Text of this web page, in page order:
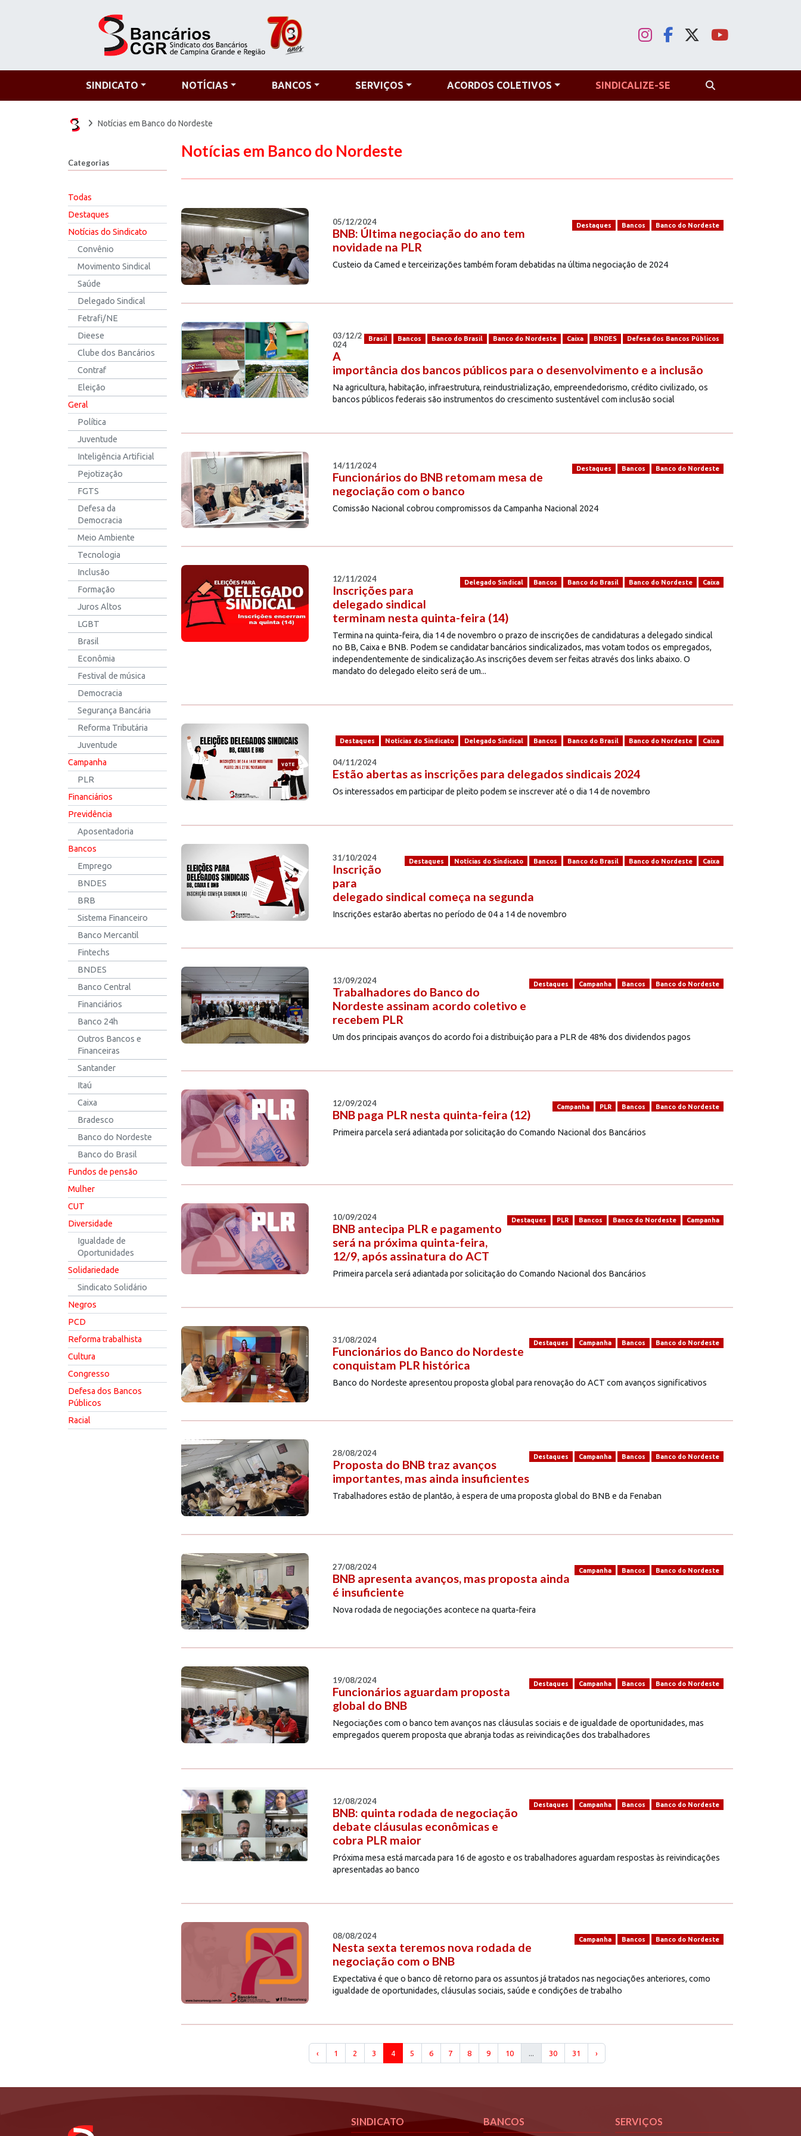
SINDICATO NOTÍCIAS BANCOS SERVIÇOS ACORDOS COLETIVOS SINDICALIZE-SE
Notícias em Banco do Nordeste
Categorias
Todas
Destaques
Notícias do Sindicato
Convênio
Movimento Sindical
Saúde
Delegado Sindical
Fetrafi/NE
Dieese
Clube dos Bancários
Contraf
Eleição
Geral
Política
Juventude
Inteligência Artificial
Pejotização
FGTS
Defesa da
Democracia
Meio Ambiente
Tecnologia
Inclusão
Formação
Juros Altos
LGBT
Brasil
Econômia
Festival de música
Democracia
Segurança Bancária
Reforma Tributária
Juventude
Campanha
PLR
Financiários
Previdência
Aposentadoria
Bancos
Emprego
BNDES
BRB
Sistema Financeiro
Banco Mercantil
Fintechs
BNDES
Banco Central
Financiários
Banco 24h
Outros Bancos e
Financeiras
Santander
Itaú
Caixa
Bradesco
Banco do Nordeste
Banco do Brasil
Fundos de pensão
Mulher
CUT
Diversidade
Igualdade de
Oportunidades
Solidariedade
Sindicato Solidário
Negros
PCD
Reforma trabalhista
Cultura
Congresso
Defesa dos Bancos
Públicos
Racial
Notícias em Banco do Nordeste
Destaques Bancos Banco do Nordeste
05/12/2024
BNB: Última negociação do ano tem
novidade na PLR
Custeio da Camed e terceirizações também foram debatidas na última negociação de 2024
Brasil Bancos Banco do Brasil Banco do Nordeste Caixa BNDES Defesa dos Bancos Públicos
03/12/2
024
A
importância dos bancos públicos para o desenvolvimento e a inclusão
Na agricultura, habitação, infraestrutura, reindustrialização, empreendedorismo, crédito civilizado, os
bancos públicos federais são instrumentos do crescimento sustentável com inclusão social
Destaques Bancos Banco do Nordeste
14/11/2024
Funcionários do BNB retomam mesa de
negociação com o banco
Comissão Nacional cobrou compromissos da Campanha Nacional 2024
Delegado Sindical Bancos Banco do Brasil Banco do Nordeste Caixa
12/11/2024
Inscrições para
delegado sindical
terminam nesta quinta-feira (14)
Termina na quinta-feira, dia 14 de novembro o prazo de inscrições de candidaturas a delegado sindical
no BB, Caixa e BNB. Podem se candidatar bancários sindicalizados, mas votam todos os empregados,
independentemente de sindicalização.As inscrições devem ser feitas através dos links abaixo. O
mandato do delegado eleito será de um...
Destaques Notícias do Sindicato Delegado Sindical Bancos Banco do Brasil Banco do Nordeste Caixa
04/11/2024
Estão abertas as inscrições para delegados sindicais 2024
Os interessados em participar de pleito podem se inscrever até o dia 14 de novembro
Destaques Notícias do Sindicato Bancos Banco do Brasil Banco do Nordeste Caixa
31/10/2024
Inscrição
para
delegado sindical começa na segunda
Inscrições estarão abertas no período de 04 a 14 de novembro
Destaques Campanha Bancos Banco do Nordeste
13/09/2024
Trabalhadores do Banco do
Nordeste assinam acordo coletivo e
recebem PLR
Um dos principais avanços do acordo foi a distribuição para a PLR de 48% dos dividendos pagos
Campanha PLR Bancos Banco do Nordeste
12/09/2024
BNB paga PLR nesta quinta-feira (12)
Primeira parcela será adiantada por solicitação do Comando Nacional dos Bancários
Destaques PLR Bancos Banco do Nordeste Campanha
10/09/2024
BNB antecipa PLR e pagamento
será na próxima quinta-feira,
12/9, após assinatura do ACT
Primeira parcela será adiantada por solicitação do Comando Nacional dos Bancários
Destaques Campanha Bancos Banco do Nordeste
31/08/2024
Funcionários do Banco do Nordeste
conquistam PLR histórica
Banco do Nordeste apresentou proposta global para renovação do ACT com avanços significativos
Destaques Campanha Bancos Banco do Nordeste
28/08/2024
Proposta do BNB traz avanços
importantes, mas ainda insuficientes
Trabalhadores estão de plantão, à espera de uma proposta global do BNB e da Fenaban
Campanha Bancos Banco do Nordeste
27/08/2024
BNB apresenta avanços, mas proposta ainda
é insuficiente
Nova rodada de negociações acontece na quarta-feira
Destaques Campanha Bancos Banco do Nordeste
19/08/2024
Funcionários aguardam proposta
global do BNB
Negociações com o banco tem avanços nas cláusulas sociais e de igualdade de oportunidades, mas
empregados querem proposta que abranja todas as reivindicações dos trabalhadores
Destaques Campanha Bancos Banco do Nordeste
12/08/2024
BNB: quinta rodada de negociação
debate cláusulas econômicas e
cobra PLR maior
Próxima mesa está marcada para 16 de agosto e os trabalhadores aguardam respostas às reivindicações
apresentadas ao banco
Campanha Bancos Banco do Nordeste
08/08/2024
Nesta sexta teremos nova rodada de
negociação com o BNB
Expectativa é que o banco dê retorno para os assuntos já tratados nas negociações anteriores, como
igualdade de oportunidades, cláusulas sociais, saúde e condições de trabalho
‹ 1 2 3 4 5 6 7 8 9 10 ... 30 31 ›
SINDICATO BANCOS SERVIÇOS